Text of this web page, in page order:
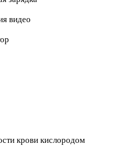
видео
крови кислородом